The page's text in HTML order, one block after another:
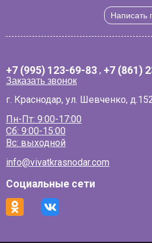
Написать
+7 (995) 123-69-83 , +7 (861)
Заказать звонок
г. Краснодар, ул. Шевченко,
Пн-Пт: 9:00-17:00
Сб: 9:00-15:00
Вс: выходной
info@vivatkrasnodar.com
Социальные сети